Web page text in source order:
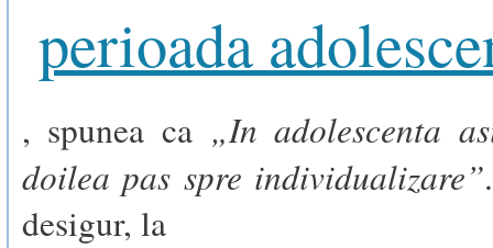
perioada
, spunea ca „In adolescenta
doilea pas spre individualizare”
desigur, la